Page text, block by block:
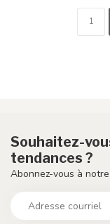
Souhaitez-
tendances ?
Abonnez-vous à